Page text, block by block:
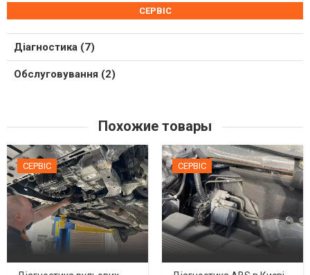
СЕРВІС
Діагностика (7)
Обслуговування (2)
Похожие товары
СЕРВІС СЕРВІС